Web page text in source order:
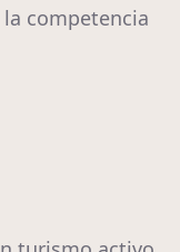
competencia